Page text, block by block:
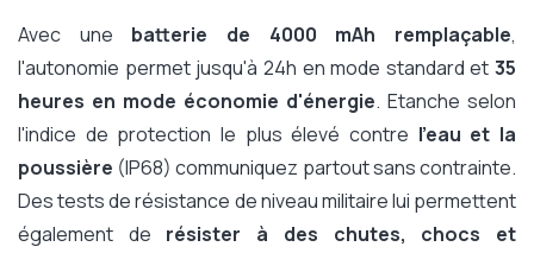
Avec une batterie de 4000 mAh remplaçable,
l'autonomie permet jusqu'à 24h en mode standard et 35
heures en mode économie d'énergie. Etanche selon
l'indice de protection le plus élevé contre l'eau et la
poussière (IP68) communiquez partout sans contrainte.
Des tests de résistance de niveau militaire lui permettent
également de résister à des chutes, chocs et